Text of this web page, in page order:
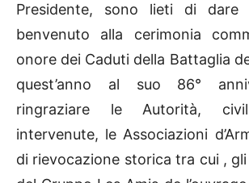
Presidente, sono lieti di
benvenuto alla cerimonia
onore dei Caduti della Battaglia
quest’anno al suo 86°
ringraziare le Autorità,
intervenute, le Associazioni
di rievocazione storica tra cui ,